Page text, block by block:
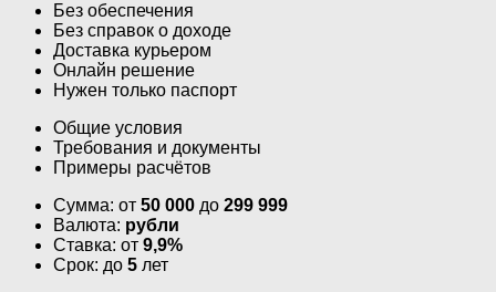
Без обеспечения
Без справок о доходе
Доставка курьером
Онлайн решение
Нужен только паспорт
Общие условия
Требования и документы
Примеры расчётов
Сумма: от 50 000 до 299 999
Валюта: рубли
Ставка: от 9,9%
Срок: до 5 лет